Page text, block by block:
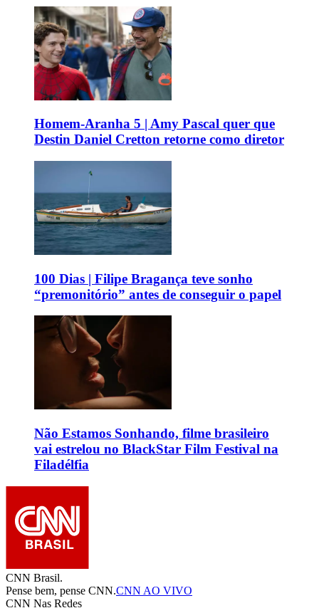
Homem-Aranha 5 | Amy Pascal quer que
Destin Daniel Cretton retorne como diretor
100 Dias | Filipe Bragança teve sonho
“premonitório” antes de conseguir o papel
Não Estamos Sonhando, filme brasileiro
vai estrelou no BlackStar Film Festival na
Filadélfia
CNN Brasil.
Pense bem, pense CNN.CNN AO VIVO
CNN Nas Redes